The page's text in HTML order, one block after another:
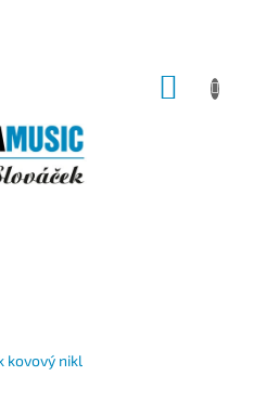
kovový nikl